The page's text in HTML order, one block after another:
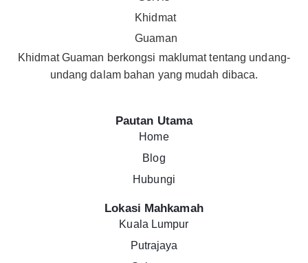
Khidmat Guaman berkongsi maklumat tentang undang-
undang dalam bahan yang mudah dibaca.
Pautan Utama
Home
Blog
Hubungi
Lokasi Mahkamah
Kuala Lumpur
Putrajaya